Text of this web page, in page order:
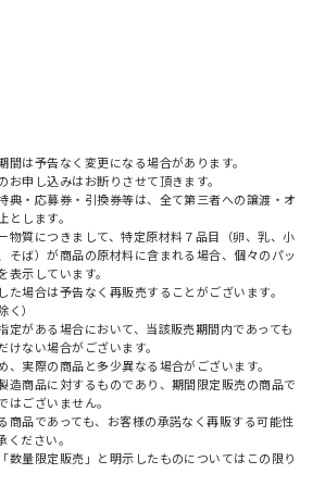
は予告なく変更になる場合があります。
お申し込みはお断りさせて頂きます。
典・応募券・引換券等は、全て第三者への譲渡・オ
します。
物質につきまして、特定原材料７品目（卵、乳、小
そば）が商品の原材料に含まれる場合、個々のパッ
示しています。
た場合は予告なく再販売することがございます。
く）
定がある場合において、当該販売期間内であっても
ない場合がございます。
実際の商品と多少異なる場合がございます。
造商品に対するものであり、期間限定販売の商品で
はございません。
商品であっても、お客様の承諾なく再販する可能性
ださい。
数量限定販売」と明示したものについてはこの限り